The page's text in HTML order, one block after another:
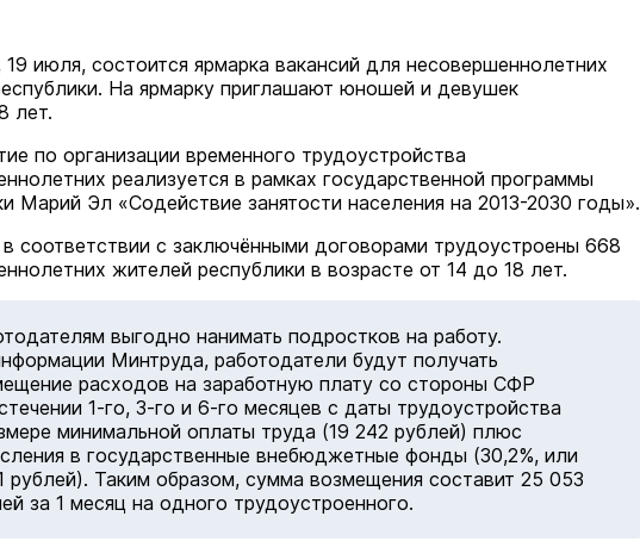
19 июля, состоится ярмарка вакансий для несовершеннолетних
На ярмарку приглашают юношей и девушек
лет.
по организации временного трудоустройства
реализуется в рамках государственной программы
Марий Эл «Содействие занятости населения на 2013-2030 годы».
соответствии с заключёнными договорами трудоустроены 668
жителей республики в возрасте от 14 до 18 лет.
выгодно нанимать подростков на работу.
Минтруда, работодатели будут получать
расходов на заработную плату со стороны СФР
1-го, 3-го и 6-го месяцев с даты трудоустройства
минимальной оплаты труда (19 242 рублей) плюс
в государственные внебюджетные фонды (30,2%, или
рублей). Таким образом, сумма возмещения составит 25 053
за 1 месяц на одного трудоустроенного.